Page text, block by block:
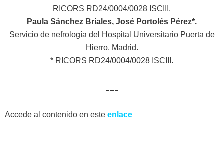
RICORS RD24/0004/0028 ISCIII.
Paula Sánchez Briales, José Portolés Pérez*.
Servicio de nefrología del Hospital Universitario Puerta de
Hierro. Madrid.
* RICORS RD24/0004/0028 ISCIII.
Accede al contenido en este enlace